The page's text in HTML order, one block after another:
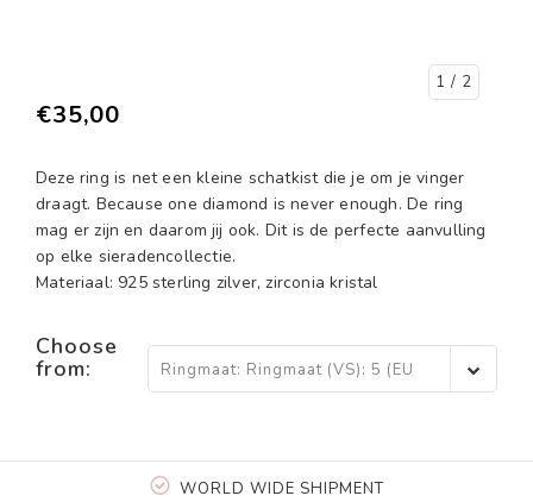
1 / 2
€35,00
Deze ring is net een kleine schatkist die je om je vinger
draagt. Because one diamond is never enough. De ring
mag er zijn en daarom jij ook. Dit is de perfecte aanvulling
op elke sieradencollectie.
Materiaal: 925 sterling zilver, zirconia kristal
Choose
from: Ringmaat: Ringmaat (VS): 5 (EU
WORLD WIDE SHIPMENT